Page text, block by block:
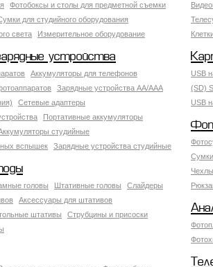
Фотобоксы и столы для предметной съемки
для студийного оборудования
света
Измерительное оборудование
устройства
Аккумуляторы для телефонов
Зарядные устройства AA/AAA
Сетевые адаптеры
Портативные аккумуляторы
студийные
вспышек
Зарядные устройства студийные
USB
(SD)
USB
головы Штативные головы
Слайдеры
Аксессуары для штативов
штативы
Струбцины и присоски